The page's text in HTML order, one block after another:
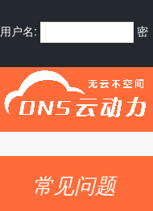
用户名:
常见问题